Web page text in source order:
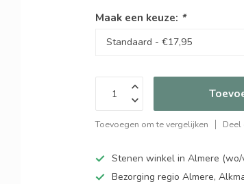
Maak een keuze: *
Toevoegen om te vergelijken
Stenen winkel in Almere (wo/
Bezorging regio Almere,